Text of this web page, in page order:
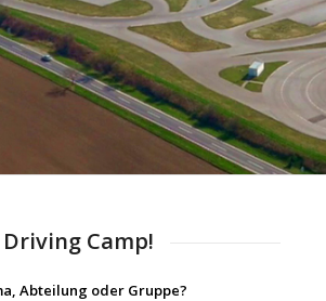
Camp!
Abteilung oder Gruppe?